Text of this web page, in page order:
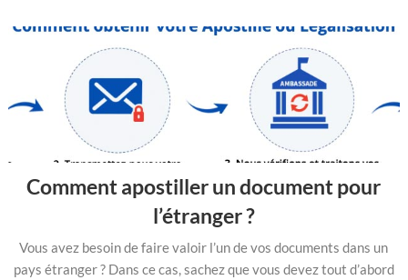
Comment apostiller un document pour
l’étranger ?
Vous avez besoin de faire valoir l’un de vos documents dans un
pays étranger ? Dans ce cas, sachez que vous devez tout d’abord